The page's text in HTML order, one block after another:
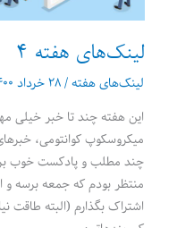
لینک‌های هفته 4
لینک‌های هفته/۲۸ خرداد ۱۴۰۰
این هفته چند تا خبر خیلی
میکروسکوپ کوانتومی،
چند مطلب و پادکست خوب
منتظر بودم که جمعه برسه و
اشتراک بگذارم (البته طاقت